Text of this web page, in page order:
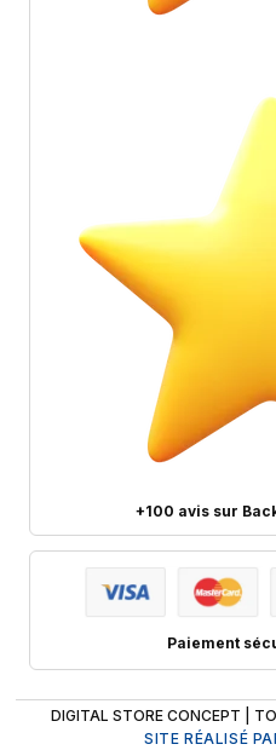
+100 avis sur
Paiement
DIGITAL STORE CONCEPT |
SITE RÉALISÉ